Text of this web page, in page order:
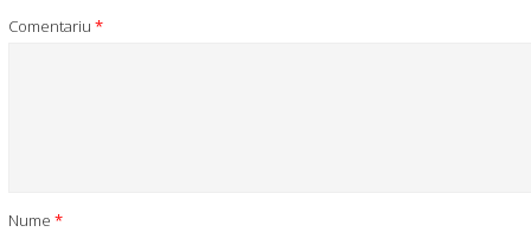
Comentariu *
Nume *